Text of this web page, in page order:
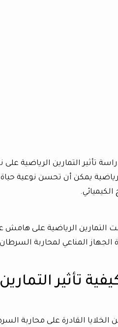
تأثير التمارين الرياضية
يمكن أن تحسن نوعية حياة
التمارين الرياضية على
الجهاز المناعي لمحاربة
تأثير
القادرة على محاربة